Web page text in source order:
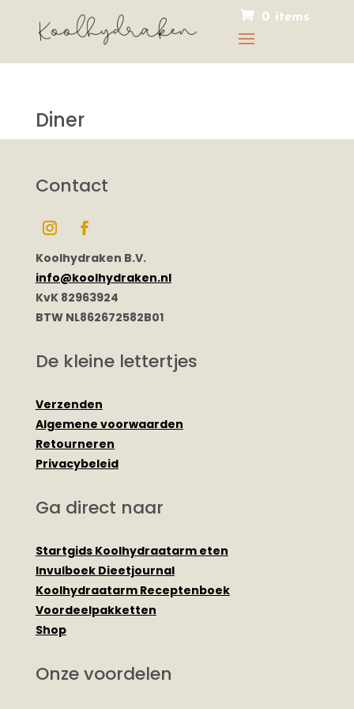
0 items
Diner
Contact
Koolhydraken B.V.
info@koolhydraken.nl
KvK 82963924
BTW NL862672582B01
De kleine lettertjes
Verzenden
Algemene voorwaarden
Retourneren
Privacybeleid
Ga direct naar
Startgids Koolhydraatarm eten
Invulboek Dieetjournal
Koolhydraatarm Receptenboek
Voordeelpakketten
Shop
Onze voordelen